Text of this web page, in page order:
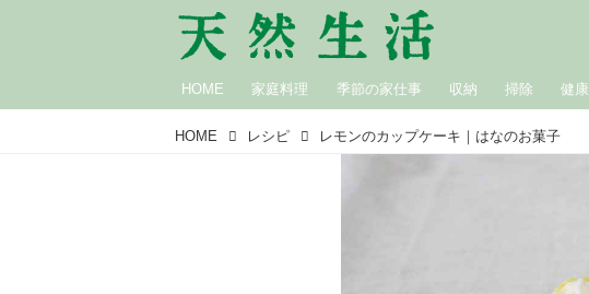
HOME 家庭料理 季節の家仕事 収納 掃除 健康
HOME レシピ レモンのカップケーキ｜はなのお菓子